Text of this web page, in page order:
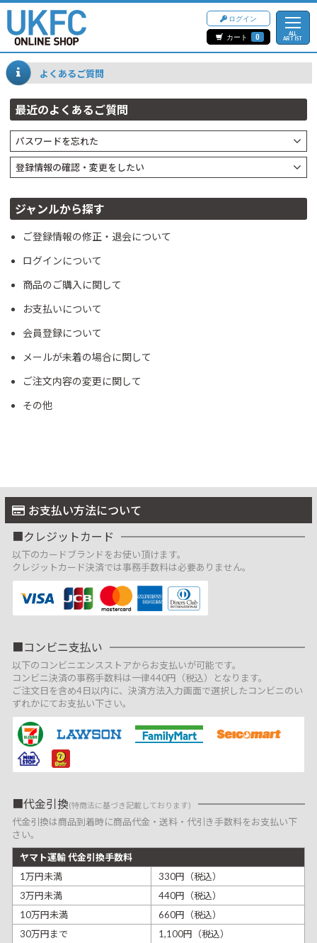
ログイン
カート
0
ALL
ARTIST
よくあるご質問
最近のよくあるご質問
パスワードを忘れた
登録情報の確認・変更をしたい
ジャンルから探す
ご登録情報の修正・退会について
ログインについて
商品のご購入に関して
お支払いについて
会員登録について
メールが未着の場合に関して
ご注文内容の変更に関して
その他
お支払い方法について
クレジットカード
以下のカードブランドをお使い頂けます。
クレジットカード決済では事務手数料は必要ありません。
コンビニ支払い
以下のコンビニエンスストアからお支払いが可能です。
コンビニ決済の事務手数料は一律440円（税込）となります。
ご注文日を含め4日以内に、決済方法入力画面で選択したコンビニのい
ずれかにてお支払い下さい。
代金引換(特商法に基づき記載しております)
代金引換は商品到着時に商品代金・送料・代引き手数料をお支払い下
さい。
ヤマト運輸 代金引換手数料
1万円未満
330円（税込）
3万円未満
440円（税込）
10万円未満
660円（税込）
30万円まで
1,100円（税込）